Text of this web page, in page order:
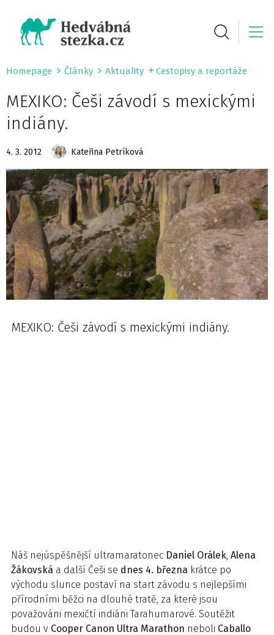
Homepage Články Aktuality Cestopisy a reportáže
MEXIKO: Češi závodí s mexickými
indiány.
4. 3. 2012 Kateřina Petríková
MEXIKO: Češi závodí s mexickými indiány.
Náš nejúspěšnější ultramaratonec Daniel Orálek, Alena
Žákovská a další Češi se dnes 4. března krátce po
východu slunce postaví na start závodu s nejlepšími
přírodními běžci na dlouhé tratě, za které jsou
považováni mexičtí indiáni Tarahumarové. Soutěžit
budou v Cooper Canon Ultra Marathon neboli Caballo